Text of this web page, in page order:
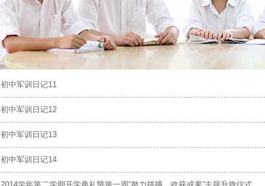
初中军训日记11
初中军训日记12
初中军训日记13
初中军训日记14